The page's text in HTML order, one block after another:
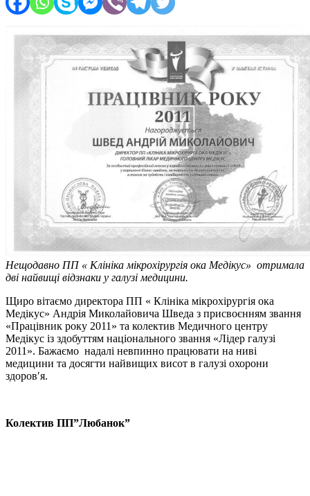
Нещодавно ПП « Клініка мікрохірургія ока Медікус» отримала
дві найвищі відзнаки у галузі медицини.
Щиро вітаємо директора ПП « Клініка мікрохірургія ока
Медікус» Андрія Миколайовича Шведа з присвоєнням звання
«Працівник року 2011» та колектив Медичного центру
Медікус із здобуттям національного звання «Лідер галузі
2011». Бажаємо надалі невпинно працювати на ниві
медицини та досягти найвищих висот в галузі охорони
здоров′я.
Колектив ПП”Любанок”